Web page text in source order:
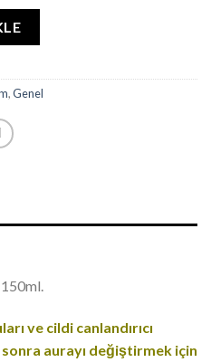
,Genel
ve cildi canlandırıcı
aurayı değiştirmek için